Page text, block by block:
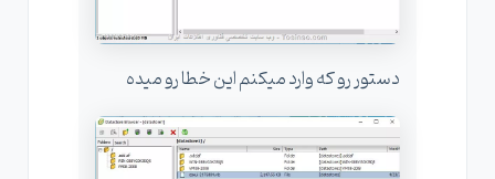
دستور رو که وارد میکنم این خطا رو میده